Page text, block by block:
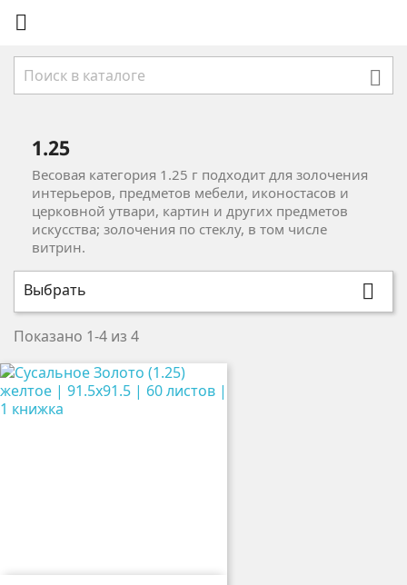


1.25
Весовая категория 1.25 г подходит для золочения
интерьеров, предметов мебели, иконостасов и
церковной утвари, картин и других предметов
искусства; золочения по стеклу, в том числе
витрин.
Выбрать 
Показано 1-4 из 4